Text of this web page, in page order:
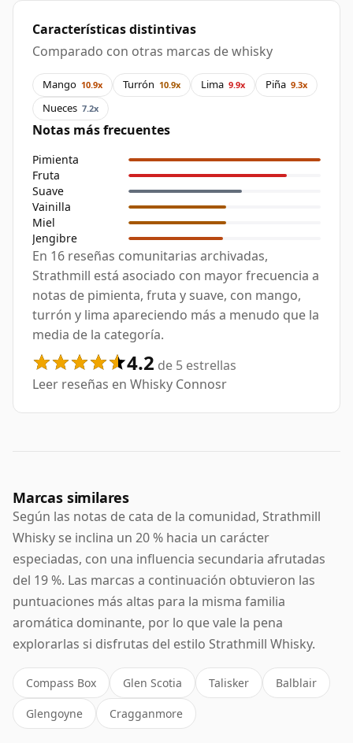
Características distintivas
Comparado con otras marcas de whisky
Mango 10.9x Turrón 10.9x Lima 9.9x Piña 9.3x
Nueces 7.2x
Notas más frecuentes
Pimienta
Fruta
Suave
Vainilla
Miel
Jengibre
En 16 reseñas comunitarias archivadas,
Strathmill está asociado con mayor frecuencia a
notas de pimienta, fruta y suave, con mango,
turrón y lima apareciendo más a menudo que la
media de la categoría.
4.2 de 5 estrellas
Leer reseñas en Whisky Connosr
Marcas similares
Según las notas de cata de la comunidad, Strathmill
Whisky se inclina un 20 % hacia un carácter
especiadas, con una influencia secundaria afrutadas
del 19 %. Las marcas a continuación obtuvieron las
puntuaciones más altas para la misma familia
aromática dominante, por lo que vale la pena
explorarlas si disfrutas del estilo Strathmill Whisky.
Compass Box Glen Scotia Talisker Balblair
Glengoyne Cragganmore